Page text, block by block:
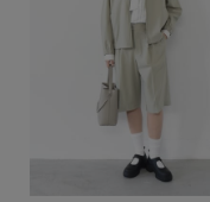
商品タイプ
セール価格